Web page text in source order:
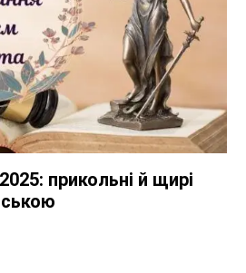
прикольні й щирі